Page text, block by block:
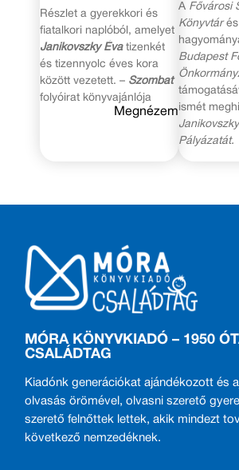
Részlet a gyerekkori és
fiatalkori naplóból, amelyet
Janikovszky Évatizenkét
és tizennyolc éves kora
között vezetett. – Szombat
folyóirat könyvajánlója
Megnézem
A Fővárosi
Könyvtárés
Budapest
ismét
Pályázatát.
MÓRA KÖNYVKIADÓ – 1950
CSALÁDTAG
Kiadónk generációkat ajándékozott és
olvasás örömével, olvasni szerető
szerető felnőttek lettek, akik mindezt
következő nemzedéknek.